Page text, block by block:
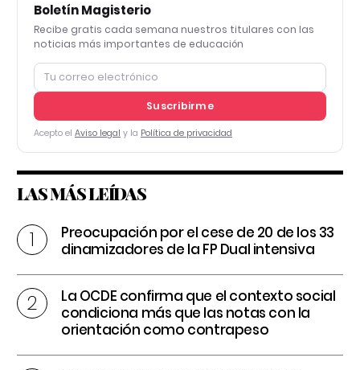
Boletín Magisterio
Recibe gratis cada semana nuestros titulares con las
noticias más importantes de educación
Suscribirme
Acepto el Aviso legal y la Política de privacidad
LAS MÁS LEÍDAS
Preocupación por el cese de 20 de los 33
dinamizadores de la FP Dual intensiva
La OCDE confirma que el contexto social
condiciona más que las notas con la
orientación como contrapeso